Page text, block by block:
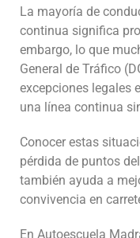
La mayoría de
continua significa
embargo, lo que
General de Tráfico
excepciones legales
una línea continua
Conocer estas
pérdida de puntos
también ayuda a
convivencia en
En Autoescuela